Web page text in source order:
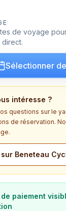
de voyage
Sélectionner
intéresse ?
questions sur le
de réservation.
Beneteau
paiement